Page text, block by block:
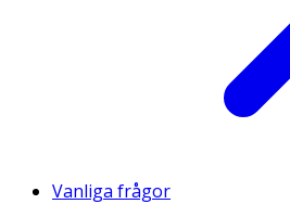
Vanliga frågor